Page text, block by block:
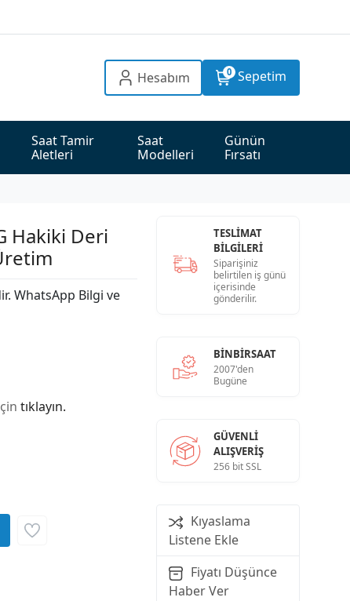
Hesabım 0 Sepetim
Saat Tamir
Aletleri
Saat
Modelleri
Günün
Fırsatı
Hakiki Deri
WhatsApp Bilgi ve
tıklayın.
TESLİMAT
BİLGİLERİ
Siparişiniz
belirtilen iş günü
içerisinde
gönderilir.
BINBIRSAAT
2007'den
Bugüne
GÜVENLI
ALIŞVERIŞ
256 bit SSL
Kıyaslama
Listene Ekle
Fiyatı Düşünce
Haber Ver